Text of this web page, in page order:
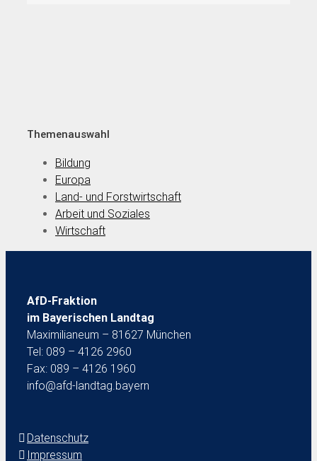
Themenauswahl
Bildung
Europa
Land- und Forstwirtschaft
Arbeit und Soziales
Wirtschaft
AfD-Fraktion
im Bayerischen Landtag
Maximilianeum – 81627 München
Tel: 089 – 4126 2960
Fax: 089 – 4126 1960
info@afd-landtag.bayern
Datenschutz
Impressum